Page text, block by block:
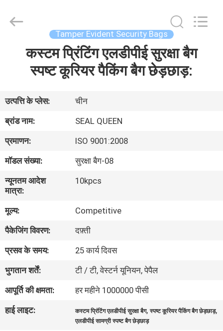
हमारे
बारे
कारखाना
गुणवत्ता
नियंत्रण
संपर्क
करें
Material
Tamper Evident Security Bags
कस्टम प्रिंटिंग एलडीपीई सुरक्षा बैग
स्पष्ट कूरियर पैकिंग बैग छेड़छाड़:
उत्पत्ति के प्लेस:
चीन
ब्रांड नाम:
SEAL QUEEN
प्रमाणन:
ISO 9001:2008
मॉडल संख्या:
सुरक्षा बैग-08
न्यूनतम आदेश
मात्रा:
10kpcs
मूल्य:
Competitive
पैकेजिंग विवरण:
दफ़्ती
प्रसव के समय:
25 कार्य दिवस
भुगतान शर्तें:
टी / टी, वेस्टर्न यूनियन, पेपैल
आपूर्ति की क्षमता:
हर महीने 1000000 पीसी
हाई लाइट:
कस्टम प्रिंटिंग एलडीपीई सुरक्षा बैग,स्पष्ट कूरियर पैकिंग बैग छेड़छाड़,
एलडीपीई सामग्री स्पष्ट बैग छेड़छाड़